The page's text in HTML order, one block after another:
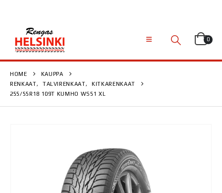
0
HOME
KAUPPA
RENKAAT, TALVIRENKAAT,
KITKARENKAAT
255/55R18 109T KUMHO WS51 XL